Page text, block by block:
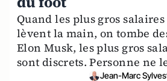
Quand les plus gros
lèvent la main, on tombe
Elon Musk, les plus gros
sont discrets. Personne ne
Jean-Marc